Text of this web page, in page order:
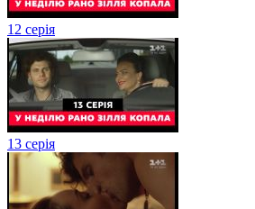
12 серія
13 серія